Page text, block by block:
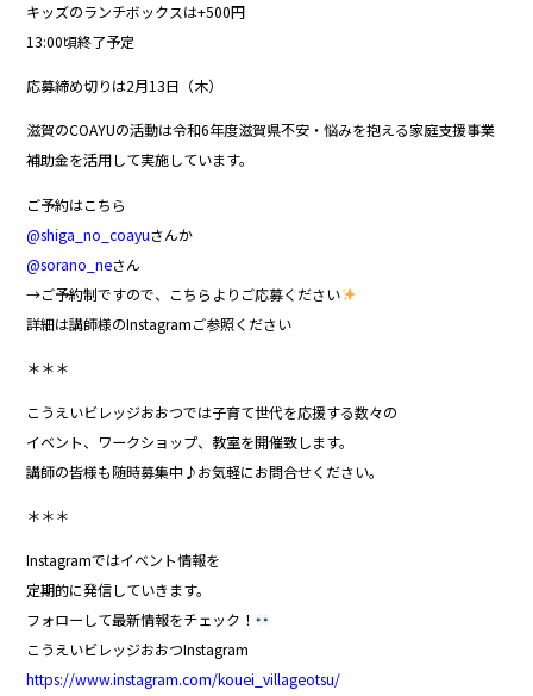
キッズのランチボックスは+500円
13:00頃終了予定
応募締め切りは2月13日（木）
滋賀のCOAYUの活動は令和6年度滋賀県不安・悩みを抱える家庭支援事業
補助金を活用して実施しています。
ご予約はこちら
@shiga_no_coayuさんか
@sorano_neさん
→ご予約制ですので、こちらよりご応募ください
詳細は講師様のInstagramご参照ください
＊＊＊
こうえいビレッジおおつでは子育て世代を応援する数々の
イベント、ワークショップ、教室を開催致します。
講師の皆様も随時募集中♪お気軽にお問合せください。
＊＊＊
Instagramではイベント情報を
定期的に発信していきます。
フォローして最新情報をチェック！
こうえいビレッジおおつInstagram
https://www.instagram.com/kouei_villageotsu/